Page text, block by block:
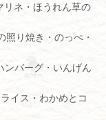
リネ・ほうれん草の
照り焼き・のっぺ・
ンバーグ・いんげん
イス・わかめとコ